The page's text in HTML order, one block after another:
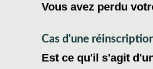
Vous avez perdu
Cas d'une
Est ce qu'il s'agit